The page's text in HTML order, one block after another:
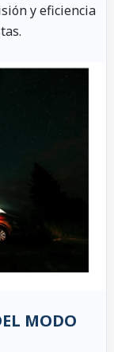
y eficiencia
MODO